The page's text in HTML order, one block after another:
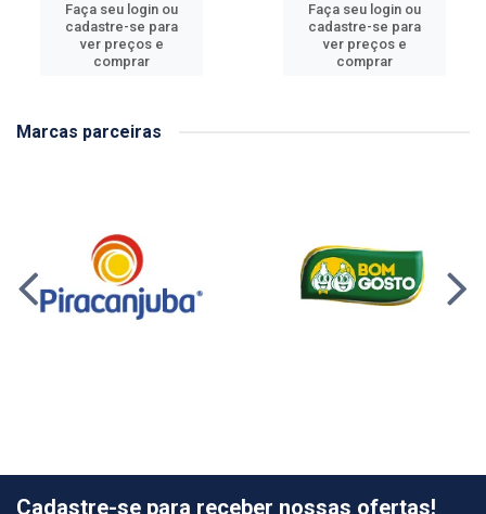
Faça seu login ou
cadastre-se para
ver preços e
comprar
Faça seu login ou
cadastre-se para
ver preços e
comprar
Marcas parceiras
Cadastre-se para receber nossas ofertas!